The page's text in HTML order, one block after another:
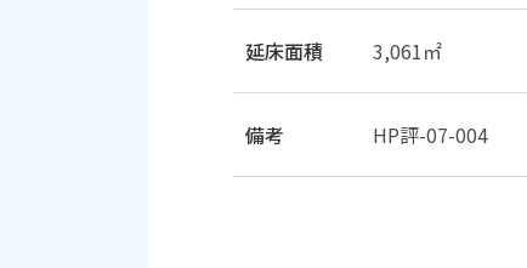
延床面積 3,061㎡
備考 HP評-07-004